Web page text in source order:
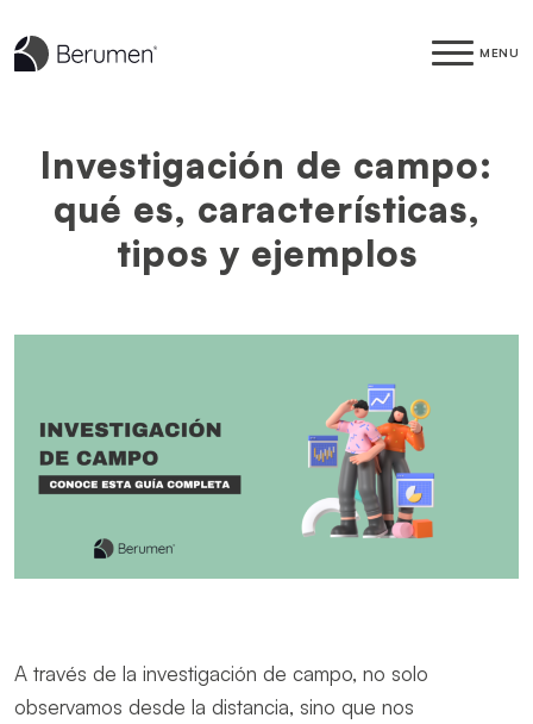
MENU
Investigación de campo:
qué es, características,
tipos y ejemplos
A través de la investigación de campo, no solo
observamos desde la distancia, sino que nos